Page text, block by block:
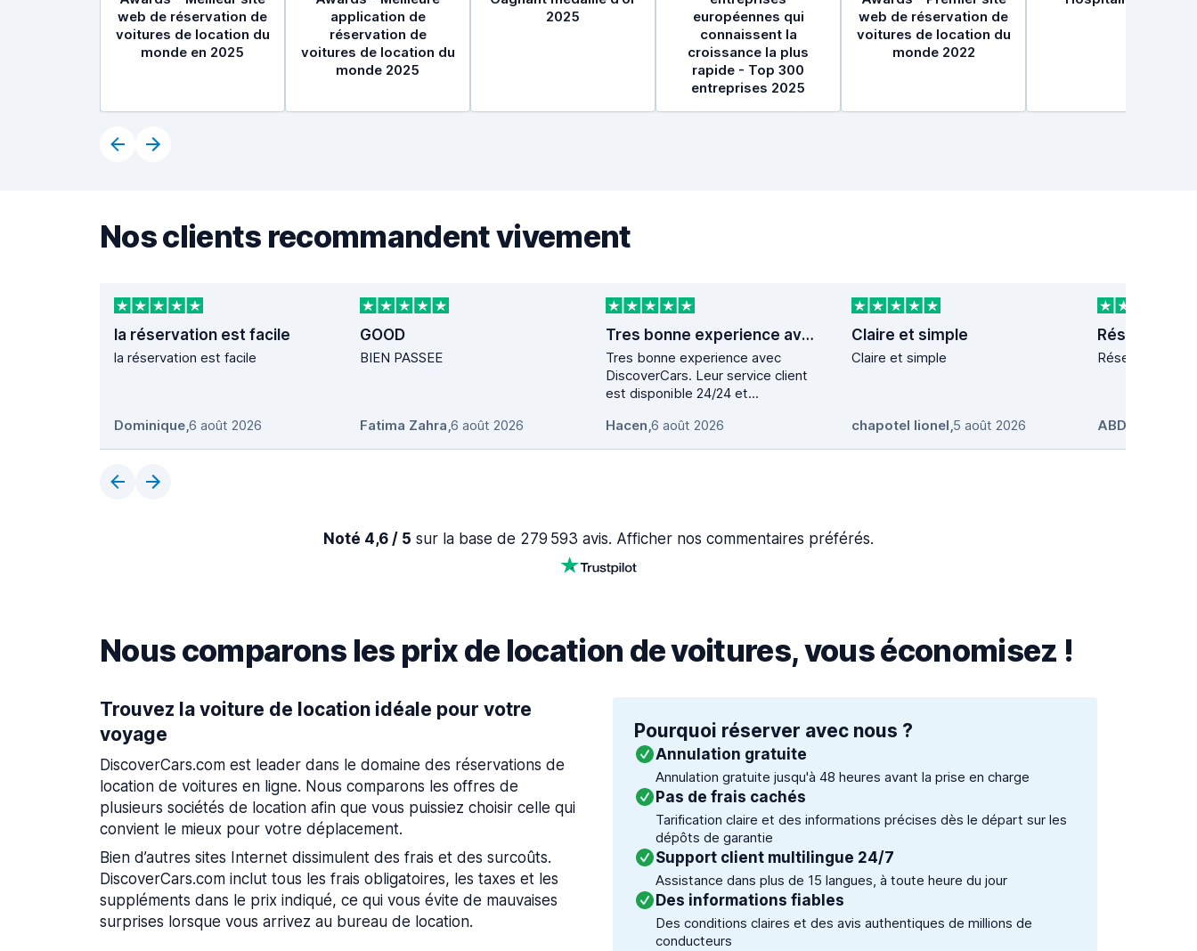
web de réservation de
voitures de location du
monde en 2025
application de
réservation de
voitures de location du
monde 2025
2025
européennes qui
connaissent la
croissance la plus
rapide - Top 300
entreprises 2025
web de réservation de
voitures de location du
monde 2022
Nos clients recommandent vivement
la réservation est facile
la réservation est facile
Dominique,6 août 2026
GOOD
BIEN PASSEE
Fatima Zahra,6 août 2026
Tres bonne experience avec…
Tres bonne experience avec
DiscoverCars. Leur service client
est disponible 24/24 et...
Hacen,6 août 2026
Claire et simple
Claire et simple
chapotel lionel,5 août 2026
Réservation
ABDELLAH
Noté 4,6 / 5 sur la base de 279 593 avis. Afficher nos commentaires préférés.
Nous comparons les prix de location de voitures, vous économisez !
Trouvez la voiture de location idéale pour votre
voyage
DiscoverCars.com est leader dans le domaine des réservations de
location de voitures en ligne. Nous comparons les offres de
plusieurs sociétés de location afin que vous puissiez choisir celle qui
convient le mieux pour votre déplacement.
Bien d’autres sites Internet dissimulent des frais et des surcoûts.
DiscoverCars.com inclut tous les frais obligatoires, les taxes et les
suppléments dans le prix indiqué, ce qui vous évite de mauvaises
surprises lorsque vous arrivez au bureau de location.
Pourquoi réserver avec nous ?
Annulation gratuite
Annulation gratuite jusqu'à 48 heures avant la prise en charge
Pas de frais cachés
Tarification claire et des informations précises dès le départ sur les
dépôts de garantie
Support client multilingue 24/7
Assistance dans plus de 15 langues, à toute heure du jour
Des informations fiables
Des conditions claires et des avis authentiques de millions de
conducteurs